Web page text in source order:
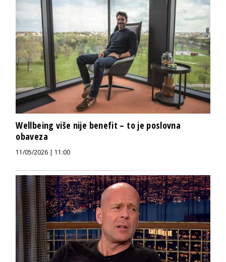
Wellbeing više nije benefit – to je poslovna
obaveza
11/05/2026 | 11:00